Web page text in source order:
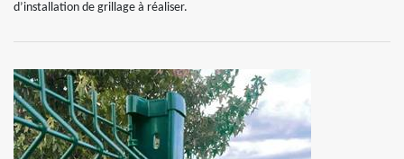
d’installation de grillage à réaliser.